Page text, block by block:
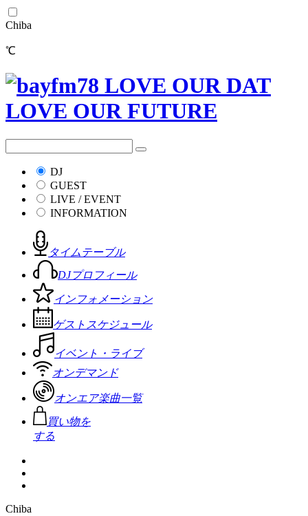
Chiba
℃
DJ
GUEST
LIVE / EVENT
INFORMATION
タイムテーブル
DJプロフィール
インフォメーション
ゲストスケジュール
イベント・ライブ
オンデマンド
オンエア楽曲一覧
買い物を
する
Chiba